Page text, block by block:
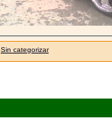
Sin categorizar